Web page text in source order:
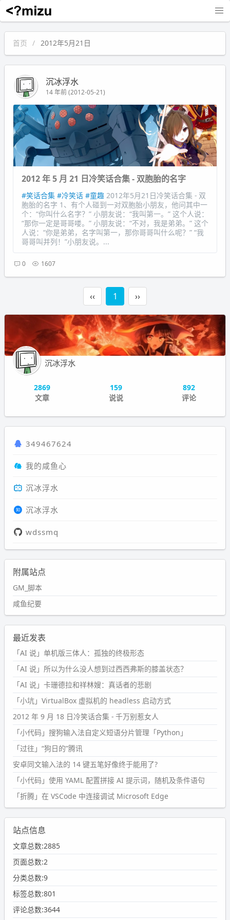
沉冰浮水
首页 2012年5月21日
沉冰浮水
14 年前 (2012-05-21)
2012 年 5 月 21 日冷笑话合集 - 双胞胎的名字
#笑话合集 #冷笑话 #童趣 2012年5月21日冷笑话合集 - 双
胞胎的名字 1、有个人碰到一对双胞胎小朋友，他问其中一
个：“你叫什么名字？” 小朋友说：“我叫第一。” 这个人说：
“那你一定是哥哥喽。” 小朋友说：“不对，我是弟弟。” 这个
人说：“你是弟弟，名字叫第一，那你哥哥叫什么呢？” “我
哥哥叫并列！”小朋友说。...
0 1607
‹‹ 1 ››
沉冰浮水
2869
文章
159
说说
892
评论
349467624
我的咸鱼心
沉冰浮水
沉冰浮水
wdssmq
附属站点
GM_脚本
咸鱼纪要
最近发表
「AI 说」单机版三体人：孤独的终极形态
「AI 说」所以为什么没人想到过西西弗斯的膝盖状态？
「AI 说」卡珊德拉和祥林嫂：真话者的悲剧
「小坑」VirtualBox 虚拟机的 headless 启动方式
2012 年 9 月 18 日冷笑话合集 - 千万别惹女人
「小代码」搜狗输入法自定义短语分片管理「Python」
「过往」“狗日的”腾讯
安卓同文输入法的 14 键五笔好像终于能用了?
「小代码」使用 YAML 配置拼接 AI 提示词，随机及条件语句
「折腾」在 VSCode 中连接调试 Microsoft Edge
站点信息
文章总数:2885
页面总数:2
分类总数:9
标签总数:801
评论总数:3644